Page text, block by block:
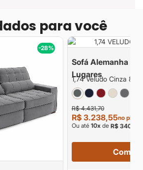
para você
-28%
Sofá Alemanha
Lugares
1,74 Veludo Cinza
R$ 4.431,70
R$ 3.238,55no pix
Ou até 10xde R$ 340,90